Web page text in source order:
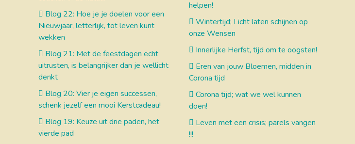
Blog 22: Hoe je je doelen voor een
Nieuwjaar, letterlijk, tot leven kunt
wekken
Blog 21: Met de feestdagen echt
uitrusten, is belangrijker dan je wellicht
denkt
Blog 20: Vier je eigen successen,
schenk jezelf een mooi Kerstcadeau!
Blog 19: Keuze uit drie paden, het
vierde pad
helpen!
Wintertijd; Licht laten schijnen op
onze Wensen
Innerlijke Herfst, tijd om te oogsten!
Eren van jouw Bloemen, midden in
Corona tijd
Corona tijd; wat we wel kunnen
doen!
Leven met een crisis; parels vangen
!!!